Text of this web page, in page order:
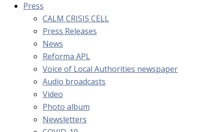
Press
CALM CRISIS CELL
Press Releases
News
Reforma APL
Voice of Local Authorities newspaper
Audio broadcasts
Video
Photo album
Newsletters